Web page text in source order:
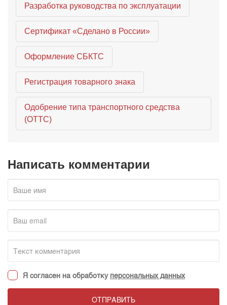
Разработка руководства по эксплуатации
Сертификат «Сделано в России»
Оформление СБКТС
Регистрация товарного знака
Одобрение типа транспортного средства
(ОТТС)
Написать комментарии
Я согласен на обработку персональных данных
ОТПРАВИТЬ